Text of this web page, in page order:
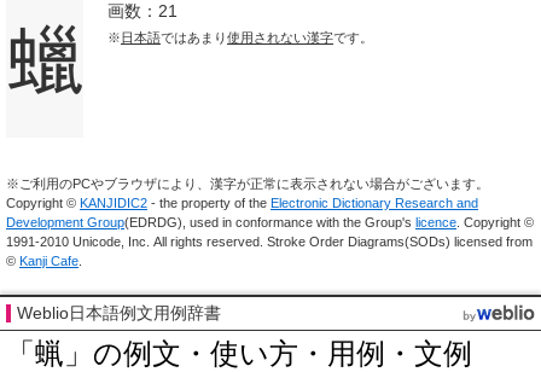
蠟
画数：21
※日本語ではあまり使用されない漢字です。
※ご利用のPCやブラウザにより、漢字が正常に表示されない場合がございます。
Copyright © KANJIDIC2 - the property of the Electronic Dictionary Research and
Development Group(EDRDG), used in conformance with the Group's licence . Copyright ©
1991-2010 Unicode, Inc. All rights reserved. Stroke Order Diagrams(SODs) licensed from
© Kanji Cafe
Weblio日本語例文用例辞書
「蝋」の例文・使い方・用例・文例